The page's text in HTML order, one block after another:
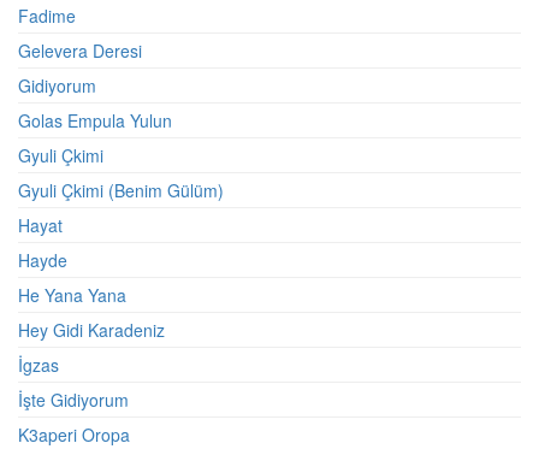
Fadime
Gelevera Deresi
Gidiyorum
Golas Empula Yulun
Gyuli Çkimi
Gyuli Çkimi (Benim Gülüm)
Hayat
Hayde
He Yana Yana
Hey Gidi Karadeniz
İgzas
İşte Gidiyorum
K3aperi Oropa